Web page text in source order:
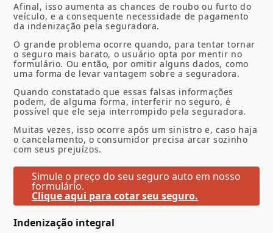
Afinal, isso aumenta as chances de roubo ou furto do
veículo, e a consequente necessidade de pagamento
da indenização pela seguradora.
O grande problema ocorre quando, para tentar tornar
o seguro mais barato, o usuário opta por mentir no
formulário. Ou então, por omitir alguns dados, como
uma forma de levar vantagem sobre a seguradora.
Quando constatado que essas falsas informações
podem, de alguma forma, interferir no seguro, é
possível que ele seja interrompido pela seguradora.
Muitas vezes, isso ocorre após um sinistro e, caso haja
o cancelamento, o consumidor precisa arcar sozinho
com seus prejuízos.
Simule o preço do seu seguro auto em nosso
formulário.
Clique aqui para cotar seu seguro.
Indenização integral